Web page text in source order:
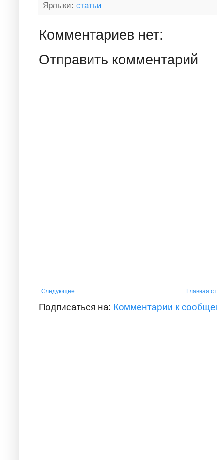
Ярлыки: статьи
Комментариев нет:
Отправить комментарий
Следующее Главная
Подписаться на: Комментарии к